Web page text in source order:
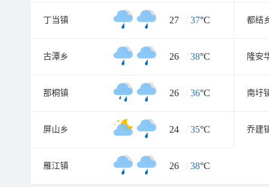
丁当镇 27 / 37°C 都结
古潭乡 26 / 38°C
那桐镇 26 / 36°C 南圩
屏山乡 24 / 35°C 乔建
雁江镇 26 / 38°C